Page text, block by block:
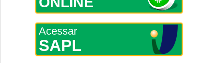
Acessar
SAPL